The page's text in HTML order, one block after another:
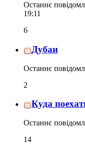
Останнє
19:11
6
Дубаи
Останнє
2
Куда
Останнє
14